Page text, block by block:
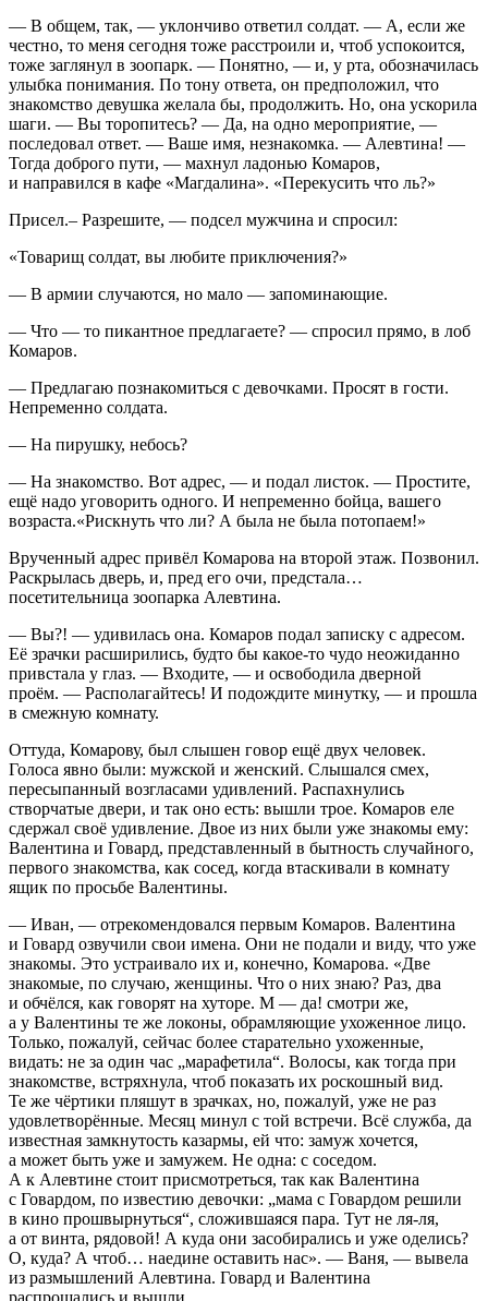
— В общем, так, — уклончиво ответил солдат. — А, если же
честно, то меня сегодня тоже расстроили и, чтоб успокоится,
тоже заглянул в зоопарк. — Понятно, — и, у рта, обозначилась
улыбка понимания. По тону ответа, он предположил, что
знакомство девушка желала бы, продолжить. Но, она ускорила
шаги. — Вы торопитесь? — Да, на одно мероприятие, —
последовал ответ. — Ваше имя, незнакомка. — Алевтина! —
Тогда доброго пути, — махнул ладонью Комаров,
и направился в кафе «Магдалина». «Перекусить что ль?»
Присел.– Разрешите, — подсел мужчина и спросил:
«Товарищ солдат, вы любите приключения?»
— В армии случаются, но мало — запоминающие.
— Что — то пикантное предлагаете? — спросил прямо, в лоб
Комаров.
— Предлагаю познакомиться с девочками. Просят в гости.
Непременно солдата.
— На пирушку, небось?
— На знакомство. Вот адрес, — и подал листок. — Простите,
ещё надо уговорить одного. И непременно бойца, вашего
возраста.«Рискнуть что ли? А была не была потопаем!»
Врученный адрес привёл Комарова на второй этаж. Позвонил.
Раскрылась дверь, и, пред его очи, предстала…
посетительница зоопарка Алевтина.
— Вы?! — удивилась она. Комаров подал записку с адресом.
Её зрачки расширились, будто бы какое-то чудо неожиданно
привстала у глаз. — Входите, — и освободила дверной
проём. — Располагайтесь! И подождите минутку, — и прошла
в смежную комнату.
Оттуда, Комарову, был слышен говор ещё двух человек.
Голоса явно были: мужской и женский. Слышался смех,
пересыпанный возгласами удивлений. Распахнулись
створчатые двери, и так оно есть: вышли трое. Комаров еле
сдержал своё удивление. Двое из них были уже знакомы ему:
Валентина и Говард, представленный в бытность случайного,
первого знакомства, как сосед, когда втаскивали в комнату
ящик по просьбе Валентины.
— Иван, — отрекомендовался первым Комаров. Валентина
и Говард озвучили свои имена. Они не подали и виду, что уже
знакомы. Это устраивало их и, конечно, Комарова. «Две
знакомые, по случаю, женщины. Что о них знаю? Раз, два
и обчёлся, как говорят на хуторе. М — да! смотри же,
а у Валентины те же локоны, обрамляющие ухоженное лицо.
Только, пожалуй, сейчас более старательно ухоженные,
видать: не за один час „марафетила“. Волосы, как тогда при
знакомстве, встряхнула, чтоб показать их роскошный вид.
Те же чёртики пляшут в зрачках, но, пожалуй, уже не раз
удовлетворённые. Месяц минул с той встречи. Всё служба, да
известная замкнутость казармы, ей что: замуж хочется,
а может быть уже и замужем. Не одна: с соседом.
А к Алевтине стоит присмотреться, так как Валентина
с Говардом, по известию девочки: „мама с Говардом решили
в кино прошвырнуться“, сложившаяся пара. Тут не ля-ля,
а от винта, рядовой! А куда они засобирались и уже оделись?
О, куда? А чтоб… наедине оставить нас». — Ваня, — вывела
из размышлений Алевтина. Говард и Валентина